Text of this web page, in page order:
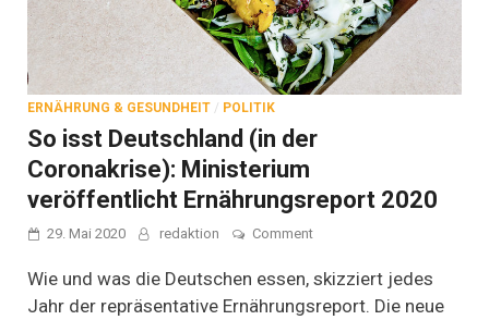
ERNÄHRUNG & GESUNDHEIT / POLITIK
So isst Deutschland (in der
Coronakrise): Ministerium
veröffentlicht Ernährungsreport 2020
29. Mai 2020 redaktion Commenton
isst
Deutschland
(in
Wie und was die Deutschen essen, skizziert jedes
Jahr der repräsentative Ernährungsreport. Die neue